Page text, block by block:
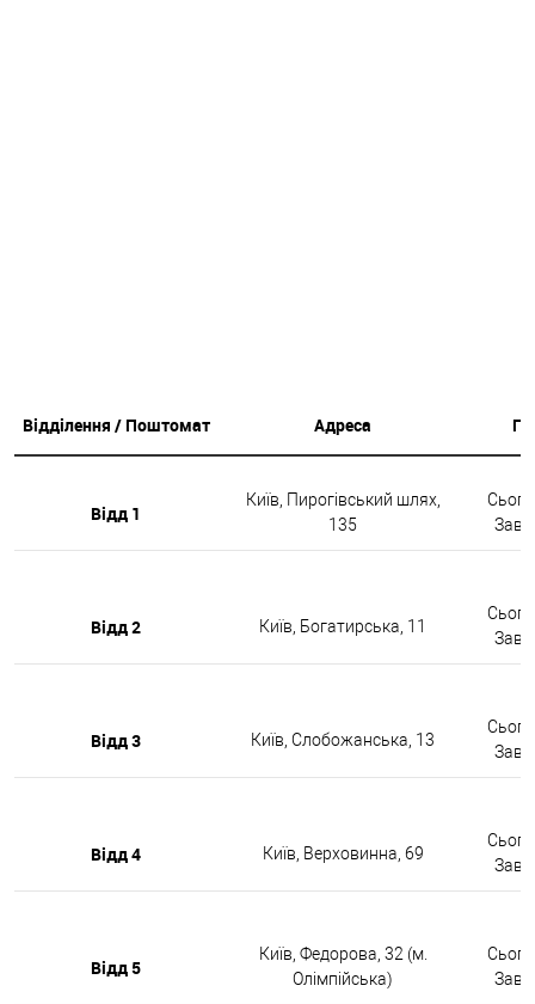
Відділення / Поштомат Адреса
Відд 1
Київ, Пирогівський шлях,
135
Відд 2 Київ, Богатирська, 11
Відд 3 Київ, Слобожанська, 13
Відд 4 Київ, Верховинна, 69
Відд 5
Київ, Федорова, 32 (м.
Олімпійська)